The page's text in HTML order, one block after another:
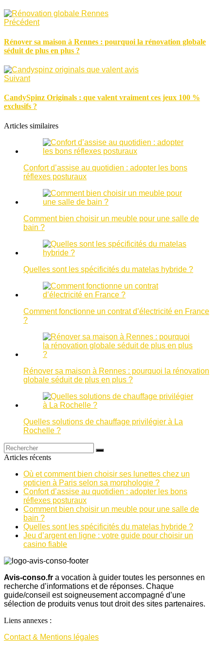
Précédent
Rénover sa maison à Rennes : pourquoi la rénovation globale
séduit de plus en plus ?
Suivant
CandySpinz Originals : que valent vraiment ces jeux 100 %
exclusifs ?
Articles similaires
Confort d’assise au quotidien : adopter les bons
réflexes posturaux
Comment bien choisir un meuble pour une salle de
bain ?
Quelles sont les spécificités du matelas hybride ?
Comment fonctionne un contrat d’électricité en France
?
Rénover sa maison à Rennes : pourquoi la rénovation
globale séduit de plus en plus ?
Quelles solutions de chauffage privilégier à La
Rochelle ?
Articles récents
Où et comment bien choisir ses lunettes chez un
opticien à Paris selon sa morphologie ?
Confort d’assise au quotidien : adopter les bons
réflexes posturaux
Comment bien choisir un meuble pour une salle de
bain ?
Quelles sont les spécificités du matelas hybride ?
Jeu d’argent en ligne : votre guide pour choisir un
casino fiable
Avis-conso.fr a vocation à guider toutes les personnes en
recherche d’informations et de réponses. Chaque
guide/conseil est soigneusement accompagné d’une
sélection de produits venus tout droit des sites partenaires.
Liens annexes :
Contact & Mentions légales